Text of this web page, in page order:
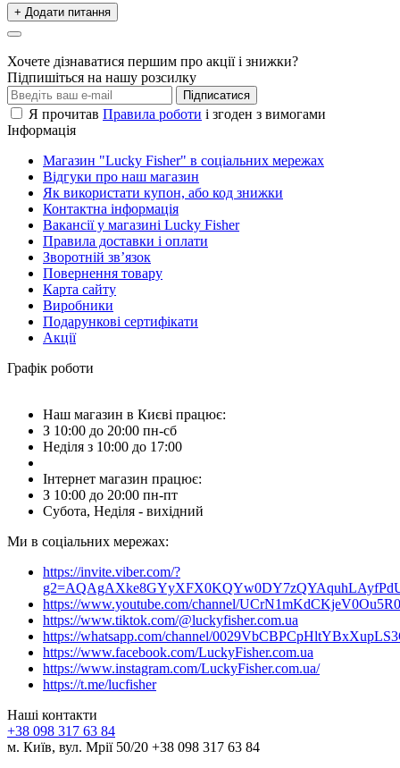
+ Додати питання
Хочете дізнаватися першим про акції і знижки?
Підпишіться на нашу розсилку
Підписатися
Я прочитав Правила роботи і згоден з вимогами
Інформація
Магазин "Lucky Fisher" в соціальних мережах
Відгуки про наш магазин
Як використати купон, або код знижки
Контактна інформація
Вакансії у магазині Lucky Fisher
Правила доставки і оплати
Зворотній зв’язок
Повернення товару
Карта сайту
Виробники
Подарункові сертифікати
Акції
Графік роботи
Наш магазин в Києві працює:
З 10:00 до 20:00 пн-сб
Неділя з 10:00 до 17:00
Інтернет магазин працює:
З 10:00 до 20:00 пн-пт
Субота, Неділя - вихідний
Ми в соціальних мережах:
https://invite.viber.com/?
https://www.youtube.com/channel/
https://www.tiktok.com/@luckyfisher.com.ua
https://whatsapp.com/channel/
https://www.facebook.com/LuckyFisher.com.ua
https://www.instagram.com/LuckyFisher.com.ua/
https://t.me/lucfisher
Наші контакти
+38 098 317 63 84
м. Київ, вул. Мрії 50/20 +38 098 317 63 84